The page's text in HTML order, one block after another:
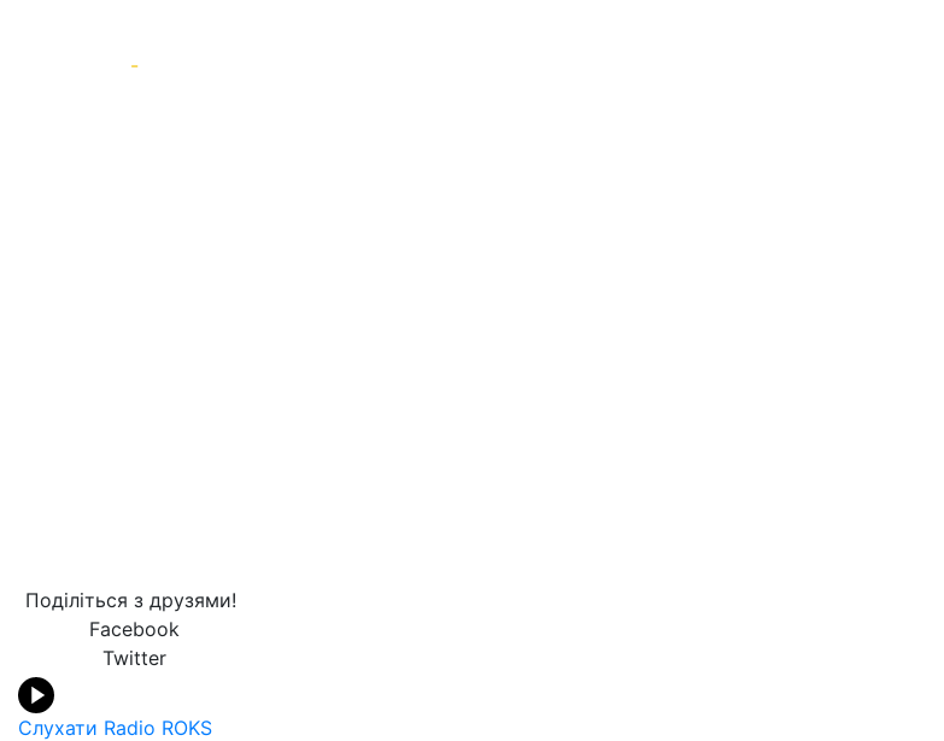
-
Поділіться з друзями!
Facebook
Twitter
Слухати Radio ROKS